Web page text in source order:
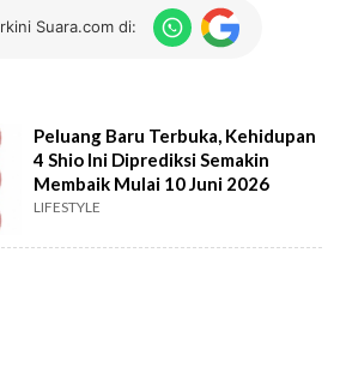
Suara.com di:
Peluang Baru Terbuka, Kehidupan
4 Shio Ini Diprediksi Semakin
Membaik Mulai 10 Juni 2026
LIFESTYLE